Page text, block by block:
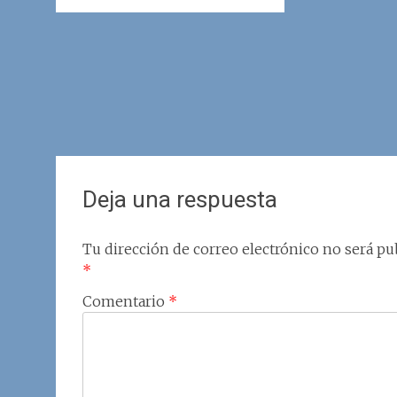
Deja una respuesta
Tu dirección de correo electrónico no será
*
Comentario *